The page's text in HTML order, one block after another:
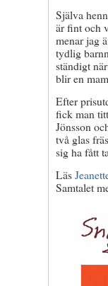
Själva
är fint och
menar jag
tydlig
ständigt
blir en
Efter
fick man
Jönsson
två glas
sig ha fått
Läs
Samtalet